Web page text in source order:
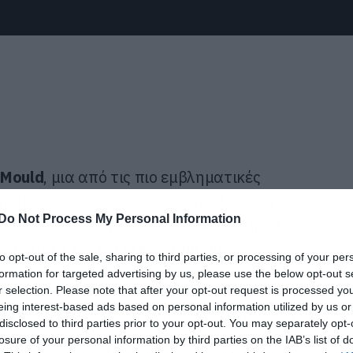
Do Not Process My Personal Information
opt-out of the sale, sharing to third parties, or processing of your
for targeted advertising by us, please use the below opt-out
selection. Please note that after your opt-out request is processed
interest-based ads based on personal information utilized by us
to third parties prior to your opt-out. You may separately
of your personal information by third parties on the IAB’s list of
, μια από τις πιο εμβληματικές
rock, επιστρέφει στην Ελλάδα για
σεΑθήνακαιΘεσσαλονίκη
Here We Go Crazy Tour
, που
15ου προσωπικού του album.
/ BMG Records) κυκλοφόρησε στις7
την επιστροφή τουMouldμετά από